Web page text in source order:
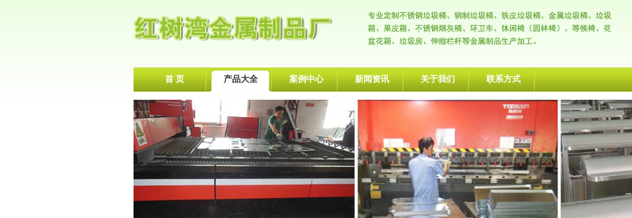
首 页 产品大全 案例中心 新闻资讯 关于我们 联系方式